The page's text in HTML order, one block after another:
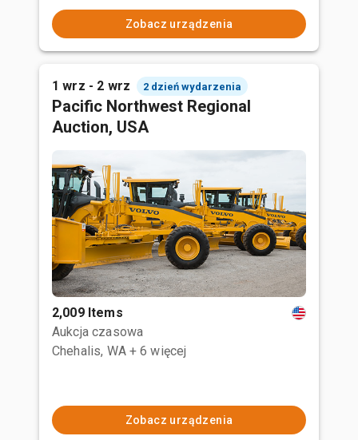
Zobacz urządzenia
1 wrz - 2 wrz 2 dzień wydarzenia
Pacific Northwest Regional
Auction, USA
2,009 Items
Aukcja czasowa
Chehalis, WA + 6 więcej
Zobacz urządzenia